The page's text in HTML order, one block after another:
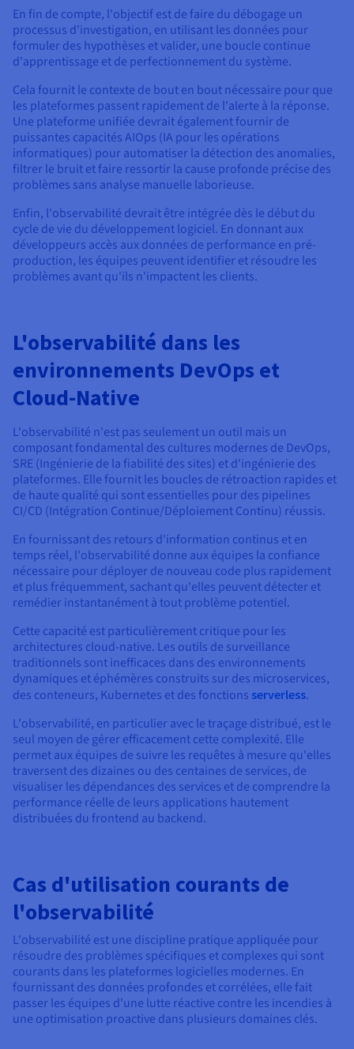
En fin de compte, l'objectif est de faire du débogage un
processus d'investigation, en utilisant les données pour
formuler des hypothèses et valider, une boucle continue
d'apprentissage et de perfectionnement du système.
Cela fournit le contexte de bout en bout nécessaire pour que
les plateformes passent rapidement de l'alerte à la réponse.
Une plateforme unifiée devrait également fournir de
puissantes capacités AIOps (IA pour les opérations
informatiques) pour automatiser la détection des anomalies,
filtrer le bruit et faire ressortir la cause profonde précise des
problèmes sans analyse manuelle laborieuse.
Enfin, l'observabilité devrait être intégrée dès le début du
cycle de vie du développement logiciel. En donnant aux
développeurs accès aux données de performance en pré-
production, les équipes peuvent identifier et résoudre les
problèmes avant qu'ils n'impactent les clients.
L'observabilité dans les
environnements DevOps et
Cloud-Native
L'observabilité n'est pas seulement un outil mais un
composant fondamental des cultures modernes de DevOps,
SRE (Ingénierie de la fiabilité des sites) et d'ingénierie des
plateformes. Elle fournit les boucles de rétroaction rapides et
de haute qualité qui sont essentielles pour des pipelines
CI/CD (Intégration Continue/Déploiement Continu) réussis.
En fournissant des retours d'information continus et en
temps réel, l'observabilité donne aux équipes la confiance
nécessaire pour déployer de nouveau code plus rapidement
et plus fréquemment, sachant qu'elles peuvent détecter et
remédier instantanément à tout problème potentiel.
Cette capacité est particulièrement critique pour les
architectures cloud-native. Les outils de surveillance
traditionnels sont inefficaces dans des environnements
dynamiques et éphémères construits sur des microservices,
des conteneurs, Kubernetes et des fonctions serverless.
L'observabilité, en particulier avec le traçage distribué, est le
seul moyen de gérer efficacement cette complexité. Elle
permet aux équipes de suivre les requêtes à mesure qu'elles
traversent des dizaines ou des centaines de services, de
visualiser les dépendances des services et de comprendre la
performance réelle de leurs applications hautement
distribuées du frontend au backend.
Cas d'utilisation courants de
l'observabilité
L'observabilité est une discipline pratique appliquée pour
résoudre des problèmes spécifiques et complexes qui sont
courants dans les plateformes logicielles modernes. En
fournissant des données profondes et corrélées, elle fait
passer les équipes d'une lutte réactive contre les incendies à
une optimisation proactive dans plusieurs domaines clés.